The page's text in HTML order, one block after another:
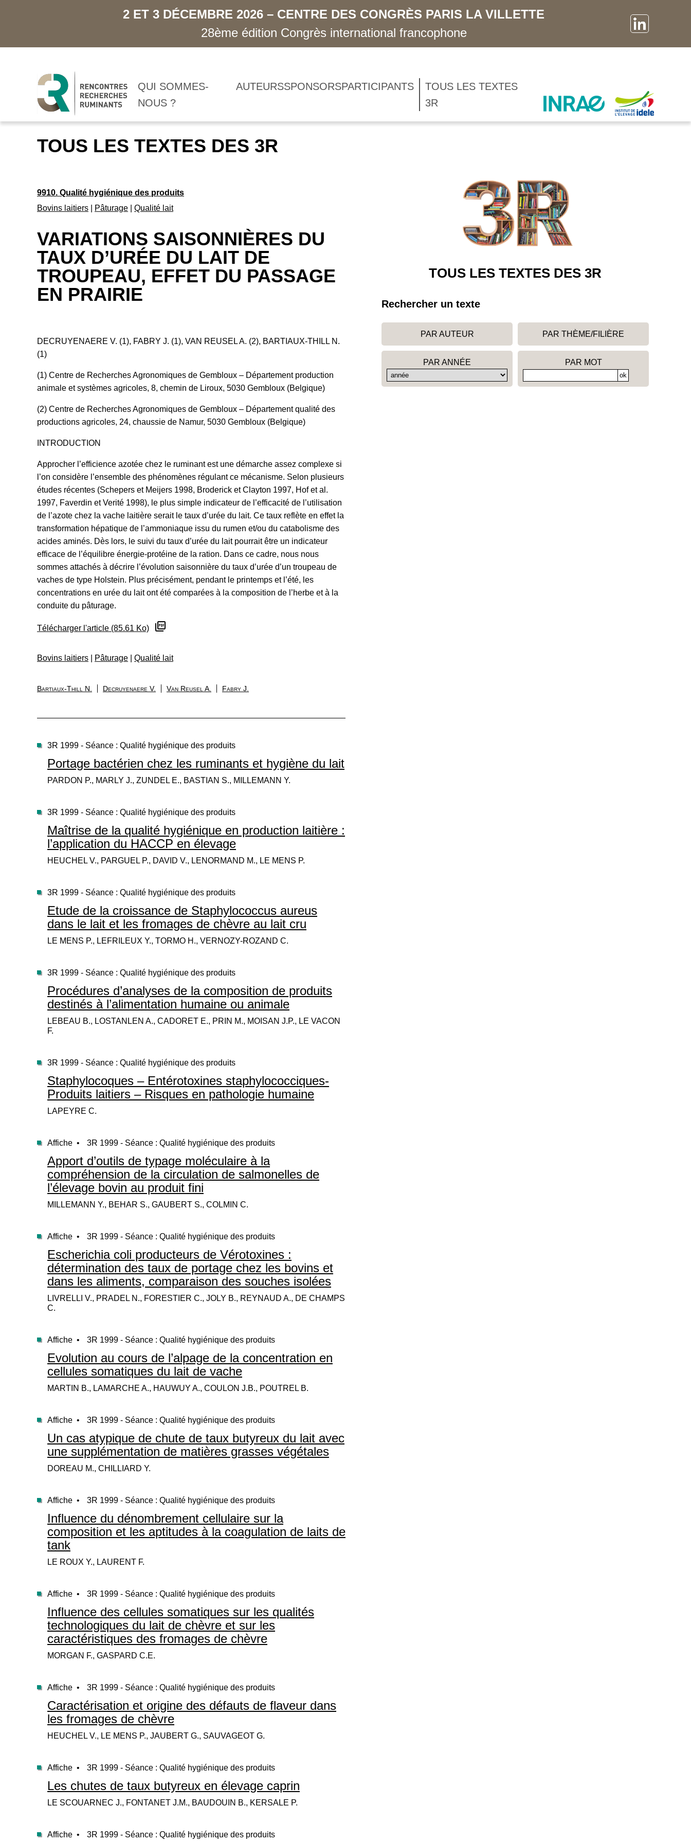
2 ET 3 DÉCEMBRE 2026 – CENTRE DES CONGRÈS PARIS LA VILLETTE
28ème édition Congrès international francophone
QUI SOMMES-
NOUS ?
AUTEURSSPONSORSPARTICIPANTS
TOUS LES TEXTES
3R
TOUS LES TEXTES DES 3R
9910. Qualité hygiénique des produits
Bovins laitiers
Pâturage Qualité lait
VARIATIONS SAISONNIÈRES DU
TAUX D’URÉE DU LAIT DE
TROUPEAU, EFFET DU PASSAGE
EN PRAIRIE
DECRUYENAERE V. (1), FABRY J. (1), VAN REUSEL A. (2), BARTIAUX-THILL N.
(1)
(1) Centre de Recherches Agronomiques de Gembloux – Département production
animale et systèmes agricoles, 8, chemin de Liroux, 5030 Gembloux (Belgique)
(2) Centre de Recherches Agronomiques de Gembloux – Département qualité des
productions agricoles, 24, chaussie de Namur, 5030 Gembloux (Belgique)
INTRODUCTION
Approcher l’efficience azotée chez le ruminant est une démarche assez complexe si
l’on considère l’ensemble des phénomènes régulant ce mécanisme. Selon plusieurs
études récentes (Schepers et Meijers 1998, Broderick et Clayton 1997, Hof et al.
1997, Faverdin et Verité 1998), le plus simple indicateur de l’efficacité de l’utilisation
de l’azote chez la vache laitière serait le taux d’urée du lait. Ce taux reflète en effet la
transformation hépatique de l’ammoniaque issu du rumen et/ou du catabolisme des
acides aminés. Dès lors, le suivi du taux d’urée du lait pourrait être un indicateur
efficace de l’équilibre énergie-protéine de la ration. Dans ce cadre, nous nous
sommes attachés à décrire l’évolution saisonnière du taux d’urée d’un troupeau de
vaches de type Holstein. Plus précisément, pendant le printemps et l’été, les
concentrations en urée du lait ont été comparées à la composition de l’herbe et à la
conduite du pâturage.
Télécharger l'article (85.61 Ko)
Bovins laitiers Pâturage Qualité lait
Bartiaux-Thill N. Decruyenaere V. Van Reusel A. Fabry J.
TOUS LES TEXTES DES 3R
Rechercher un texte
PAR AUTEUR PAR THÈME/FILIÈRE
PAR ANNÉE PAR MOT
3R 1999 - Séance : Qualité hygiénique des produits
Portage bactérien chez les ruminants et hygiène du lait
PARDON P., MARLY J., ZUNDEL E., BASTIAN S., MILLEMANN Y.
3R 1999 - Séance : Qualité hygiénique des produits
Maîtrise de la qualité hygiénique en production laitière :
l’application du HACCP en élevage
HEUCHEL V., PARGUEL P., DAVID V., LENORMAND M., LE MENS P.
3R 1999 - Séance : Qualité hygiénique des produits
Etude de la croissance de Staphylococcus aureus
dans le lait et les fromages de chèvre au lait cru
LE MENS P., LEFRILEUX Y., TORMO H., VERNOZY-ROZAND C.
3R 1999 - Séance : Qualité hygiénique des produits
Procédures d’analyses de la composition de produits
destinés à l’alimentation humaine ou animale
LEBEAU B., LOSTANLEN A., CADORET E., PRIN M., MOISAN J.P., LE VACON
F.
3R 1999 - Séance : Qualité hygiénique des produits
Staphylocoques – Entérotoxines staphylococciques-
Produits laitiers – Risques en pathologie humaine
LAPEYRE C.
Affiche • 3R 1999 - Séance : Qualité hygiénique des produits
Apport d’outils de typage moléculaire à la
compréhension de la circulation de salmonelles de
l’élevage bovin au produit fini
MILLEMANN Y., BEHAR S., GAUBERT S., COLMIN C.
Affiche • 3R 1999 - Séance : Qualité hygiénique des produits
Escherichia coli producteurs de Vérotoxines :
détermination des taux de portage chez les bovins et
dans les aliments, comparaison des souches isolées
LIVRELLI V., PRADEL N., FORESTIER C., JOLY B., REYNAUD A., DE CHAMPS
C.
Affiche • 3R 1999 - Séance : Qualité hygiénique des produits
Evolution au cours de l’alpage de la concentration en
cellules somatiques du lait de vache
MARTIN B., LAMARCHE A., HAUWUY A., COULON J.B., POUTREL B.
Affiche • 3R 1999 - Séance : Qualité hygiénique des produits
Un cas atypique de chute de taux butyreux du lait avec
une supplémentation de matières grasses végétales
DOREAU M., CHILLIARD Y.
Affiche • 3R 1999 - Séance : Qualité hygiénique des produits
Influence du dénombrement cellulaire sur la
composition et les aptitudes à la coagulation de laits de
tank
LE ROUX Y., LAURENT F.
Affiche • 3R 1999 - Séance : Qualité hygiénique des produits
Influence des cellules somatiques sur les qualités
technologiques du lait de chèvre et sur les
caractéristiques des fromages de chèvre
MORGAN F., GASPARD C.E.
Affiche • 3R 1999 - Séance : Qualité hygiénique des produits
Caractérisation et origine des défauts de flaveur dans
les fromages de chèvre
HEUCHEL V., LE MENS P., JAUBERT G., SAUVAGEOT G.
Affiche • 3R 1999 - Séance : Qualité hygiénique des produits
Les chutes de taux butyreux en élevage caprin
LE SCOUARNEC J., FONTANET J.M., BAUDOUIN B., KERSALE P.
Affiche • 3R 1999 - Séance : Qualité hygiénique des produits